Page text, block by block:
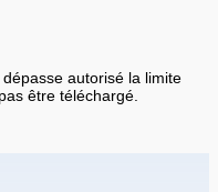
autorisé la limite
être téléchargé.